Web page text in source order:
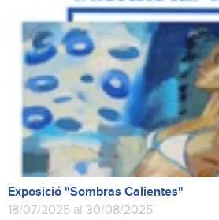
Exposició "Sombras Calientes"
18/07/2025 al 30/08/2025